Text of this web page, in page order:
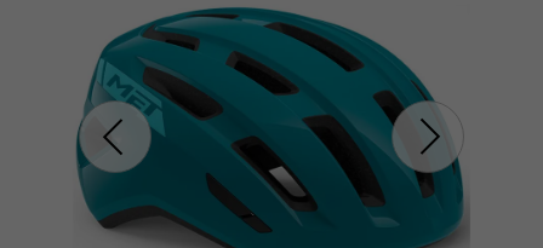
Odżywki
Nowości
Superoferta